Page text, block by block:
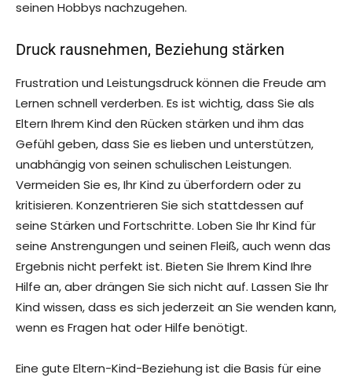
seinen Hobbys nachzugehen.
Druck rausnehmen, Beziehung stärken
Frustration und Leistungsdruck können die Freude am
Lernen schnell verderben. Es ist wichtig, dass Sie als
Eltern Ihrem Kind den Rücken stärken und ihm das
Gefühl geben, dass Sie es lieben und unterstützen,
unabhängig von seinen schulischen Leistungen.
Vermeiden Sie es, Ihr Kind zu überfordern oder zu
kritisieren. Konzentrieren Sie sich stattdessen auf
seine Stärken und Fortschritte. Loben Sie Ihr Kind für
seine Anstrengungen und seinen Fleiß, auch wenn das
Ergebnis nicht perfekt ist. Bieten Sie Ihrem Kind Ihre
Hilfe an, aber drängen Sie sich nicht auf. Lassen Sie Ihr
Kind wissen, dass es sich jederzeit an Sie wenden kann,
wenn es Fragen hat oder Hilfe benötigt.
Eine gute Eltern-Kind-Beziehung ist die Basis für eine